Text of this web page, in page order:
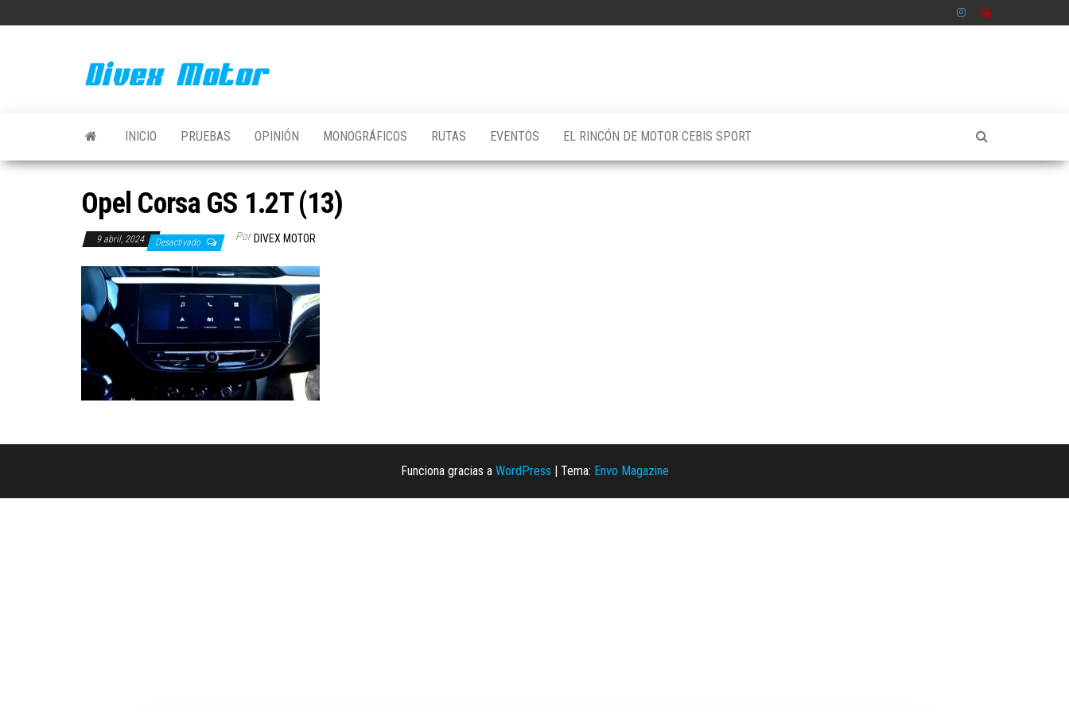
INICIO PRUEBAS OPINIÓN MONOGRÁFICOS RUTAS EVENTOS EL RINCÓN DE MOTOR CEBIS SPORT
Opel Corsa GS 1.2T (13)
9 abril, 2024 Desactivado Por DIVEX MOTOR
Funciona gracias a WordPress | Tema: Envo Magazine